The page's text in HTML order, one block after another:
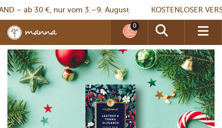
– ab 30 €, nur vom 3.–9. August KOSTENLOSER